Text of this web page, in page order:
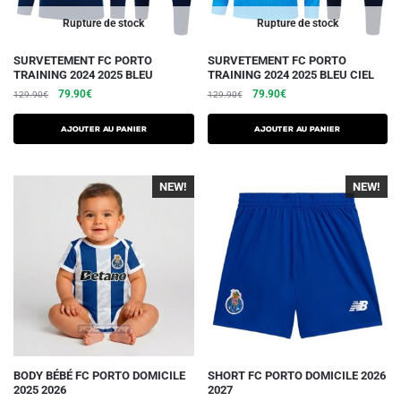
Rupture de stock
SURVETEMENT FC PORTO
TRAINING 2024 2025 BLEU
129.90€
Le
initial
était :
79.90€Le
actuel
est :
AJOUTER AU PANIER
Ce
produit
a
plusieurs
variations.
choisies
produit
Rupture de stock
SURVETEMENT FC PORTO
TRAINING 2024 2025 BLEU CIEL
129.90€
Le
initial
était :
79.90€Le
actuel
est :
AJOUTER AU PANIER
Ce
produit
a
plusieurs
variations.
options
peuvent
choisies
sur
la
page
NEW!
BODY BÉBÉ FC PORTO DOMICILE
2025 2026
Ce
produit
NEW!
SHORT FC PORTO DOMICILE 2026
2027
Ce
produit